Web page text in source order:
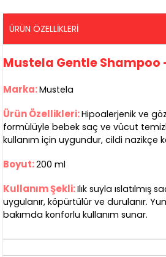
ÜRÜN ÖZELLIKLERI
Mustela Gentle Shampoo
Marka:Mustela
Ürün Özellikleri:Hipoalerjenik ve
formülüyle bebek saç ve vücut
kullanım için uygundur, cildi nazikçe
Boyut:200 ml
Kullanım Şekli:Ilık suyla ıslatılmış
uygulanır, köpürtülür ve durulanır.
bakımda konforlu kullanım sunar.